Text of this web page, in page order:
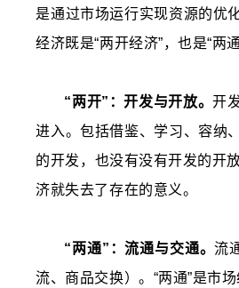
是通过市场运行实现资源的优
经济既是“两开经济”，也是“两通
“两开”：开发与开放。开
进入。包括借鉴、学习、容纳
的开发，也没有没有开发的开
济就失去了存在的意义。
“两通”：流通与交通。流
流、商品交换）。“两通”是市